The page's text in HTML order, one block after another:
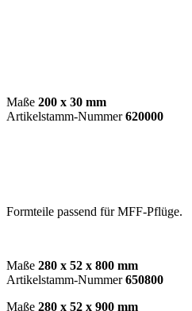
Maße 200 x 30 mm
Artikelstamm-Nummer620000
Formteile passend für MFF-Pflüge.
Maße 280 x 52 x 800 mm
Artikelstamm-Nummer650800
Maße 280 x 52 x 900 mm